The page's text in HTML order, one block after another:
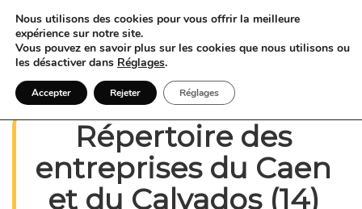
Répertoire des
entreprises du Caen
et du Calvados (14)
Nous utilisons des cookies pour vous offrir la meilleure
expérience sur notre site.
Vous pouvez en savoir plus sur les cookies que nous utilisons ou
les désactiver dans Réglages.
Accepter Rejeter Réglages